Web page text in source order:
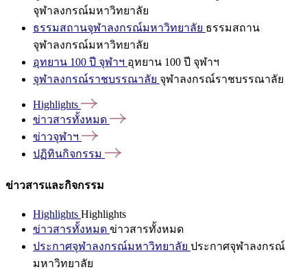
จุฬาลงกรณ์มหาวิทยาลัย
ธรรมสถานจุฬาลงกรณ์มหาวิทยาลัย ธรรมสถาน
จุฬาลงกรณ์มหาวิทยาลัย
อุทยาน 100 ปี จุฬาฯ อุทยาน 100 ปี จุฬาฯ
จุฬาลงกรณ์ราชบรรณาลัย จุฬาลงกรณ์ราชบรรณาลัย
Highlights
ข่าวสารทั้งหมด
ข่าวจุฬาฯ
ปฏิทินกิจกรรม
ข่าวสารและกิจกรรม
Highlights Highlights
ข่าวสารทั้งหมด ข่าวสารทั้งหมด
ประกาศจุฬาลงกรณ์มหาวิทยาลัย ประกาศจุฬาลงกรณ์
มหาวิทยาลัย